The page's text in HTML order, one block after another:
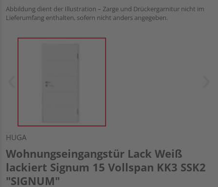
Abbildung dient der Illustration – Zarge und Drückergarnitur nicht im
Lieferumfang enthalten, sofern nicht anders angegeben.
HUGA
Wohnungseingangstür Lack Weiß
lackiert Signum 15 Vollspan KK3 SSK2
"SIGNUM"